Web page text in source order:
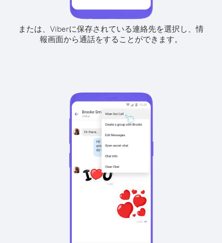
または、Viberに保存されている連絡先を選択し、情
報画面から通話をすることができます。